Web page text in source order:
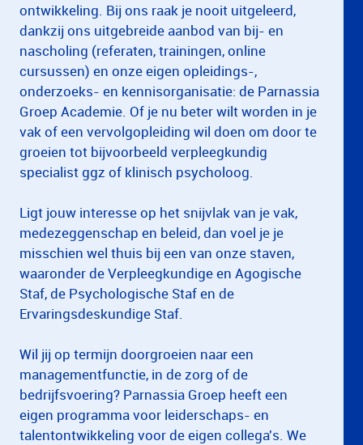
ontwikkeling. Bij ons raak je nooit uitgeleerd,
dankzij ons uitgebreide aanbod van bij- en
nascholing (referaten, trainingen, online
cursussen) en onze eigen opleidings-,
onderzoeks- en kennisorganisatie: de Parnassia
Groep Academie. Of je nu beter wilt worden in je
vak of een vervolgopleiding wil doen om door te
groeien tot bijvoorbeeld verpleegkundig
specialist ggz of klinisch psycholoog.
Ligt jouw interesse op het snijvlak van je vak,
medezeggenschap en beleid, dan voel je je
misschien wel thuis bij een van onze staven,
waaronder de Verpleegkundige en Agogische
Staf, de Psychologische Staf en de
Ervaringsdeskundige Staf.
Wil jij op termijn doorgroeien naar een
managementfunctie, in de zorg of de
bedrijfsvoering? Parnassia Groep heeft een
eigen programma voor leiderschaps- en
talentontwikkeling voor de eigen collega's. We